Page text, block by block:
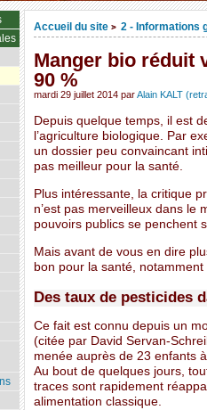
Accueil du site > 2 - Informations
Manger bio réduit
90 %
mardi 29 juillet 2014 parAlain KALT
Depuis quelque temps, il est
l’agriculture biologique. Par
un dossier peu convaincant
pas meilleur pour la santé.
Plus intéressante, la critique
n’est pas merveilleux dans le
pouvoirs publics se penchent
Mais avant de vous en dire
bon pour la santé,
Des taux de pesticides
Ce fait est connu depuis un
(citée par David Servan-
menée auprès de 23 enfants
Au bout de quelques jours,
traces sont rapidement
alimentation classique.